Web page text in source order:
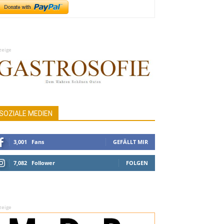
MEDIEN
3,001 Fans GEFÄLLT MIR
7,082 Follower FOLGEN